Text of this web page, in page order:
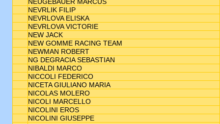
NEVRLIK FILIP
NEVRLOVA ELISKA
NEVRLOVA VICTORIE
NEW JACK
NEW GOMME RACING TEAM
NEWMAN ROBERT
NG DEGRACIA SEBASTIAN
NIBALDI MARCO
NICCOLI FEDERICO
NICETA GIULIANO MARIA
NICOLAS MOLERO
NICOLI MARCELLO
NICOLINI EROS
NICOLINI GIUSEPPE